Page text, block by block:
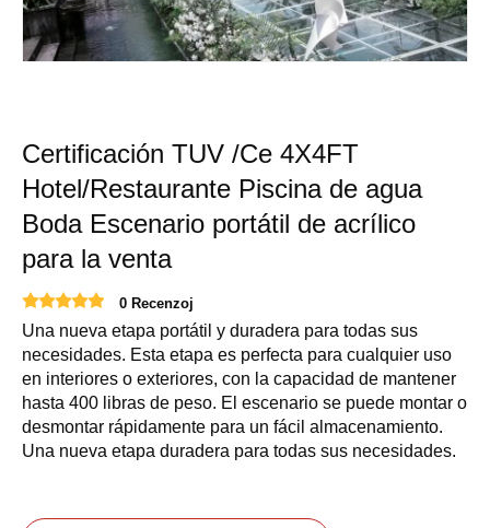
Certificación TUV /Ce 4X4FT
Hotel/Restaurante Piscina de agua
Boda Escenario portátil de acrílico
para la venta
0 Recenzoj
Una nueva etapa portátil y duradera para todas sus
necesidades. Esta etapa es perfecta para cualquier uso
en interiores o exteriores, con la capacidad de mantener
hasta 400 libras de peso. El escenario se puede montar o
desmontar rápidamente para un fácil almacenamiento.
Una nueva etapa duradera para todas sus necesidades.